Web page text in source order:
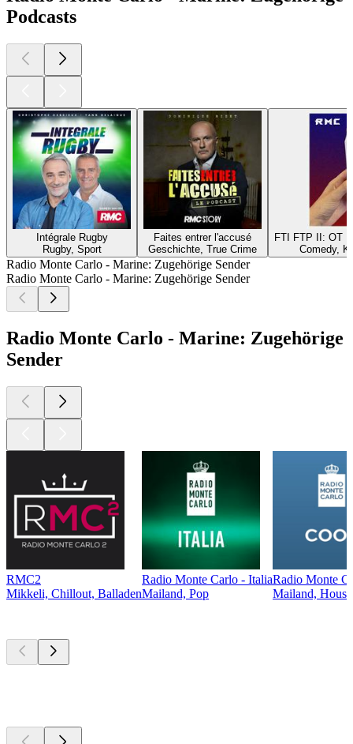
Podcasts
Intégrale Rugby
Rugby, Sport
Faites entrer l'accusé
Geschichte, True Crime
FTI FTP II: ОТ
Comedy,
Radio Monte Carlo - Marine: Zugehörige Sender
Radio Monte Carlo - Marine: Zugehörige Sender
Radio Monte Carlo - Marine: Zugehörige
Sender
RMC2
Mikkeli, Chillout, Balladen
Radio Monte Carlo - Italia
Mailand, Pop
Radio Monte
Mailand,